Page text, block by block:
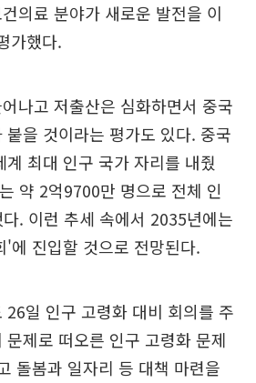
의료 분야가 새로운 발전을 이
가했다.
나고 저출산은 심화하면서 중국
붙을 것이라는 평가도 있다. 중국
최대 인구 국가 자리를 내줬
약 2억9700만 명으로 전체 인
. 이런 추세 속에서 2035년에는
'에 진입할 것으로 전망된다.
26일 인구 고령화 대비 회의를 주
제로 떠오른 인구 고령화 문제
돌봄과 일자리 등 대책 마련을